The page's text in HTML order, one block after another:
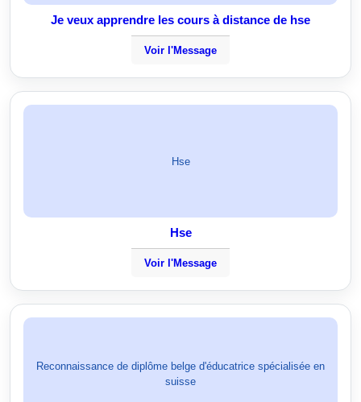
Je veux apprendre les cours à distance de hse
Voir l'Message
Hse
Hse
Voir l'Message
Reconnaissance de diplôme belge d'éducatrice spécialisée en
suisse